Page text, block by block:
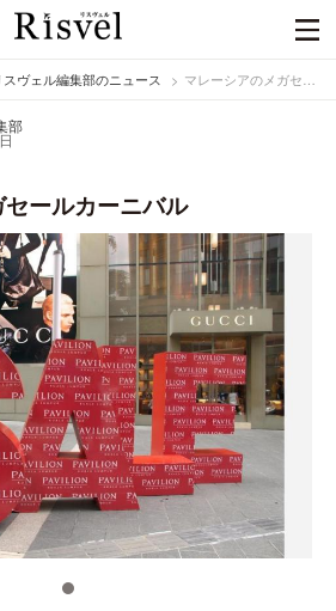
スヴェル編集部のニュース マレーシアのメガセールカーニバル
部
ールカーニバル